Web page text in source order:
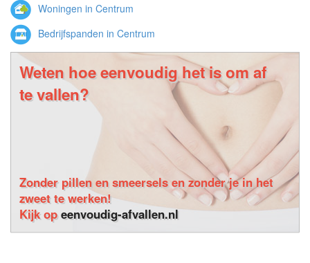
Woningen in Centrum
Bedrijfspanden in Centrum
Weten hoe eenvoudig het is om af
te vallen?
Zonder pillen en smeersels en zonder je in het
zweet te werken!
Kijk opeenvoudig-afvallen.nl